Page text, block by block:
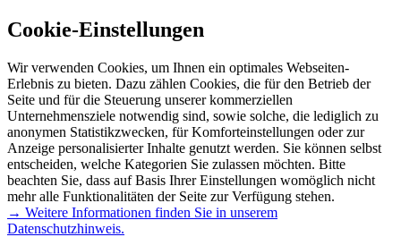
Cookie-Einstellungen
Wir verwenden Cookies, um Ihnen ein optimales Webseiten-
Erlebnis zu bieten. Dazu zählen Cookies, die für den Betrieb der
Seite und für die Steuerung unserer kommerziellen
Unternehmensziele notwendig sind, sowie solche, die lediglich zu
anonymen Statistikzwecken, für Komforteinstellungen oder zur
Anzeige personalisierter Inhalte genutzt werden. Sie können selbst
entscheiden, welche Kategorien Sie zulassen möchten. Bitte
beachten Sie, dass auf Basis Ihrer Einstellungen womöglich nicht
mehr alle Funktionalitäten der Seite zur Verfügung stehen.
→ Weitere Informationen finden Sie in unserem
Datenschutzhinweis.